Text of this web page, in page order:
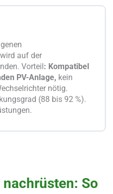
auf der
Vorteil: Kompatibel
PV-Anlage, kein
nötig.
(88 bis 92 %).
So